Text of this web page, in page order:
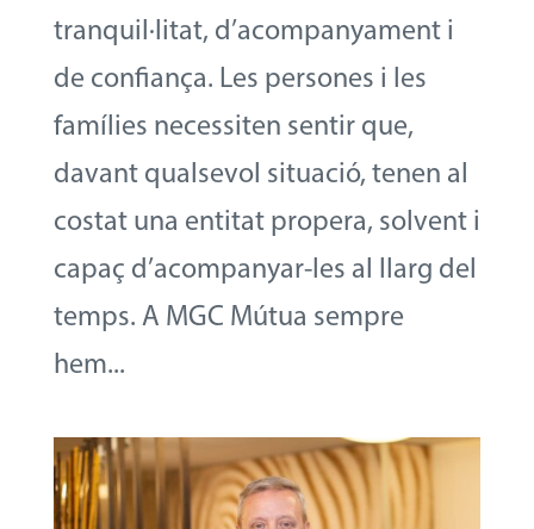
tranquil·litat, d’acompanyament i
de confiança. Les persones i les
famílies necessiten sentir que,
davant qualsevol situació, tenen al
costat una entitat propera, solvent i
capaç d’acompanyar-les al llarg del
temps. A MGC Mútua sempre
hem...